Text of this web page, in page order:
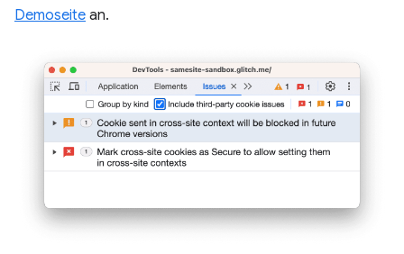
Demoseite an.